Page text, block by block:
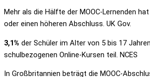
Mehr als die Hälfte der MOOC-Lernenden
oder einen höheren Abschluss. UK Gov.
3,1% der Schüler im Alter von 5 bis 17
schulbezogenen Online-Kursen teil. NCES
In Großbritannien beträgt die MOOC-